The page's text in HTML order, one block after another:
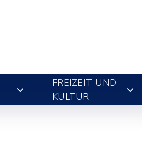
FREIZEIT UND
KULTUR